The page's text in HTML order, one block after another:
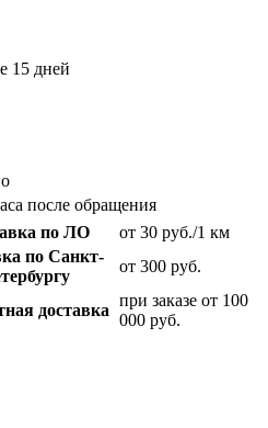
15 дней
после обращения
по ЛО
от 30 руб./1 км
по Санкт-
от 300 руб.
доставка
при заказе от 100
000 руб.